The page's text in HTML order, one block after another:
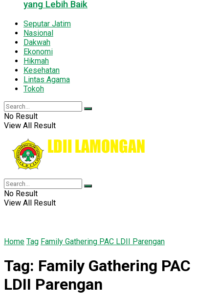
yang Lebih Baik
Seputar Jatim
Nasional
Dakwah
Ekonomi
Hikmah
Kesehatan
Lintas Agama
Tokoh
No Result
View All Result
No Result
View All Result
Home Tag Family Gathering PAC LDII Parengan
Tag: Family Gathering PAC
LDII Parengan